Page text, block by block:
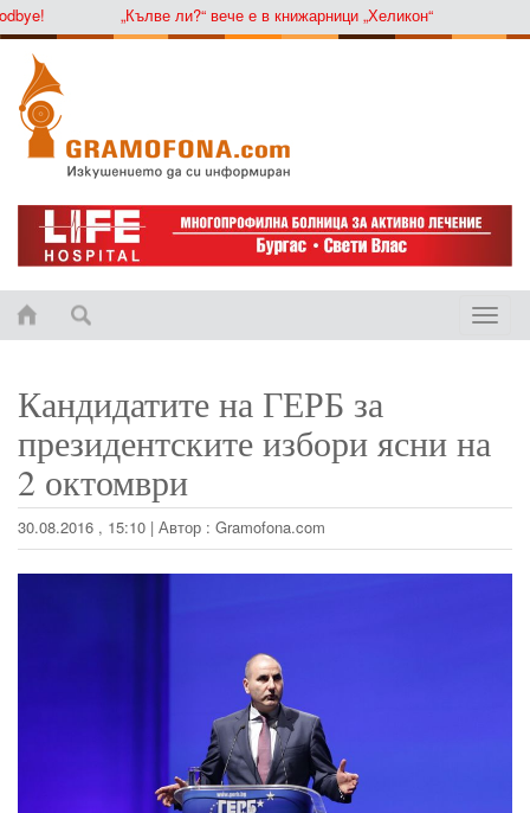
„Кълве ли?“ вече е в книжарници „Хеликон“
Toggle
Кандидатите на ГЕРБ за
президентските избори ясни на
2 октомври
30.08.2016 , 15:10 | Автор : Gramofona.com